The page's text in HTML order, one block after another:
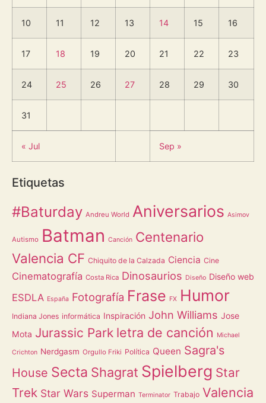
10 11 12 13 14 15 16
17 18 19 20 21 22 23
24 25 26 27 28 29 30
31
« Jul Sep »
Etiquetas
#Baturday Andreu World Aniversarios Asimov
Autismo Batman Canción Centenario
Valencia CF Chiquito de la Calzada Ciencia Cine
Cinematografía Costa Rica Dinosaurios Diseño Diseño web
ESDLA España Fotografía Frase FX Humor
Indiana Jones informática Inspiración John Williams Jose
Mota Jurassic Park letra de canción Michael
Crichton Nerdgasm Orgullo Friki Política Queen Sagra's
House Secta Shagrat Spielberg Star
Trek Star Wars Superman Terminator Trabajo Valencia